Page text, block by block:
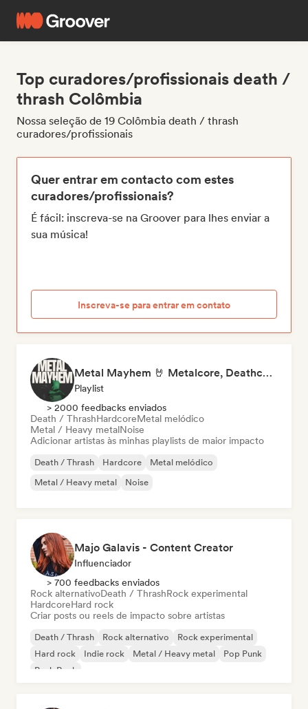
Top curadores/profissionais death /
thrash Colômbia
Nossa seleção de 19 Colômbia death / thrash
curadores/profissionais
Quer entrar em contacto com estes
curadores/profissionais?
É fácil: inscreva-se na Groover para lhes enviar a
sua música!
Inscreva-se para entrar em contato
Metal Mayhem 🤘 Metalcore, Deathcore & Progressive Metal
Playlist
> 2000 feedbacks enviados
Death / ThrashHardcoreMetal melódico
Metal / Heavy metalNoise
Adicionar artistas às minhas playlists de maior impacto
Death / Thrash Hardcore
Metal melódico
Metal / Heavy metal
Noise
Majo Galavis - Content Creator
Influenciador
> 700 feedbacks enviados
Rock alternativoDeath / ThrashRock experimental
HardcoreHard rock
Criar posts ou reels de impacto sobre artistas
Death / Thrash Rock alternativo
Rock experimental
Hard rock
Indie rock Metal / Heavy metal
Pop Punk
Punk Rock